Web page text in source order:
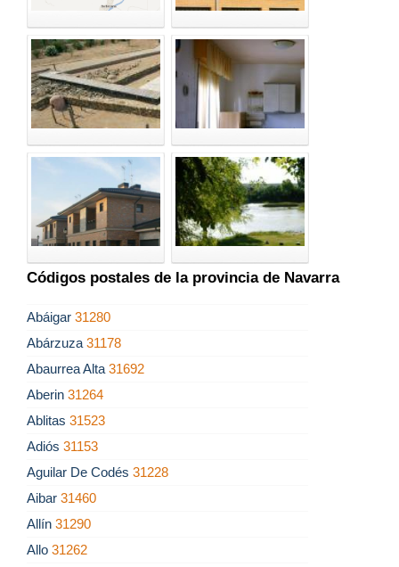
Códigos postales de la provincia de Navarra
Abáigar 31280
Abárzuza 31178
Abaurrea Alta 31692
Aberin 31264
Ablitas 31523
Adiós 31153
Aguilar De Codés 31228
Aibar 31460
Allín 31290
Allo 31262